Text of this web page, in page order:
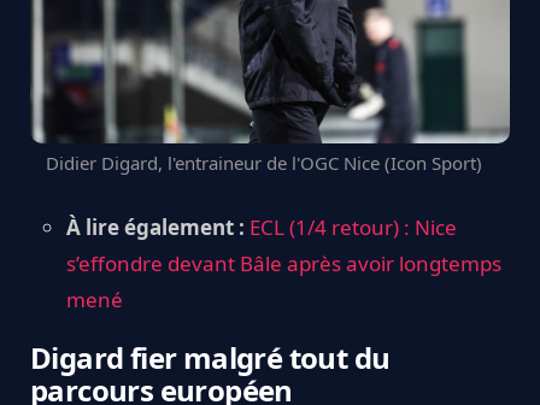
Didier Digard, l'entraineur de l'OGC Nice (Icon Sport)
À lire également : ECL (1/4 retour) : Nice
s’effondre devant Bâle après avoir longtemps
mené
Digard fier malgré tout du
parcours européen